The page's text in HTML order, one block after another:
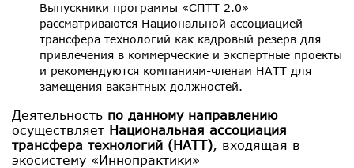
Выпускники программы «СПТТ 2.0»
рассматриваются Национальной ассоциацией
трансфера технологий как кадровый резерв для
привлечения в коммерческие и экспертные проекты
и рекомендуются компаниям-членам НАТТ для
замещения вакантных должностей.
Деятельность по данному направлению
осуществляет Национальная ассоциация
трансфера технологий (НАТТ), входящая в
экосистему «Иннопрактики»